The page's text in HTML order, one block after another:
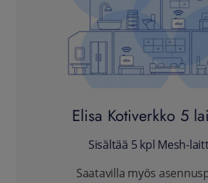
Elisa Kotiverkko 5
Sisältää 5 kpl Mesh-
Saatavilla myös